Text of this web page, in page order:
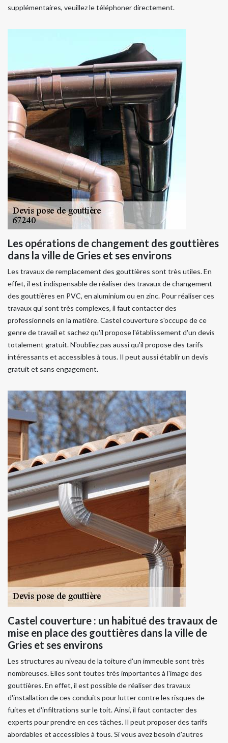
supplémentaires, veuillez le téléphoner directement.
Les opérations de changement des gouttières
dans la ville de Gries et ses environs
Les travaux de remplacement des gouttières sont très utiles. En
effet, il est indispensable de réaliser des travaux de changement
des gouttières en PVC, en aluminium ou en zinc. Pour réaliser ces
travaux qui sont très complexes, il faut contacter des
professionnels en la matière. Castel couverture s'occupe de ce
genre de travail et sachez qu'il propose l'établissement d'un devis
totalement gratuit. N'oubliez pas aussi qu'il propose des tarifs
intéressants et accessibles à tous. Il peut aussi établir un devis
gratuit et sans engagement.
Castel couverture : un habitué des travaux de
mise en place des gouttières dans la ville de
Gries et ses environs
Les structures au niveau de la toiture d'un immeuble sont très
nombreuses. Elles sont toutes très importantes à l'image des
gouttières. En effet, il est possible de réaliser des travaux
d'installation de ces conduits pour lutter contre les risques de
fuites et d'infiltrations sur le toit. Ainsi, il faut contacter des
experts pour prendre en ces tâches. Il peut proposer des tarifs
abordables et accessibles à tous. Si vous avez besoin d'autres